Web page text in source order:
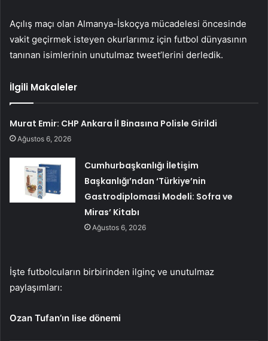
Açılış maçı olan Almanya-İskoçya mücadelesi öncesinde
vakit geçirmek isteyen okurlarımız için futbol dünyasının
tanınan isimlerinin unutulmaz tweet’lerini derledik.
İlgili Makaleler
Murat Emir: CHP Ankara İl Binasına Polisle Girildi
Ağustos 6, 2026
Cumhurbaşkanlığı İletişim
Başkanlığı’ndan ‘Türkiye’nin
Gastrodiplomasi Modeli: Sofra ve
Miras’ Kitabı
Ağustos 6, 2026
İşte futbolcuların birbirinden ilginç ve unutulmaz
paylaşımları:
Ozan Tufan’ın lise dönemi